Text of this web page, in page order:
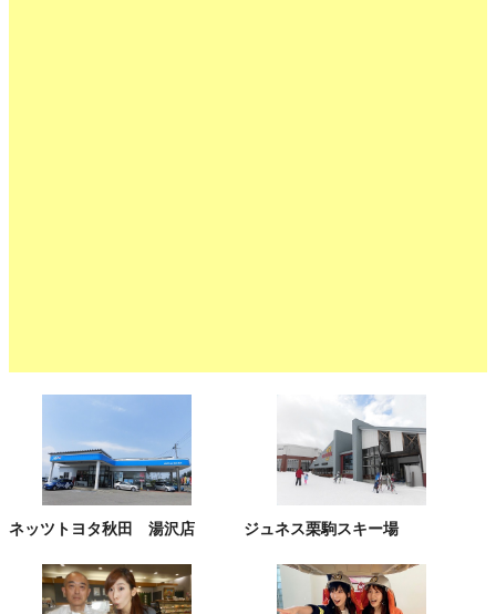
ネッツトヨタ秋田 湯沢店 ジュネス栗駒スキー場